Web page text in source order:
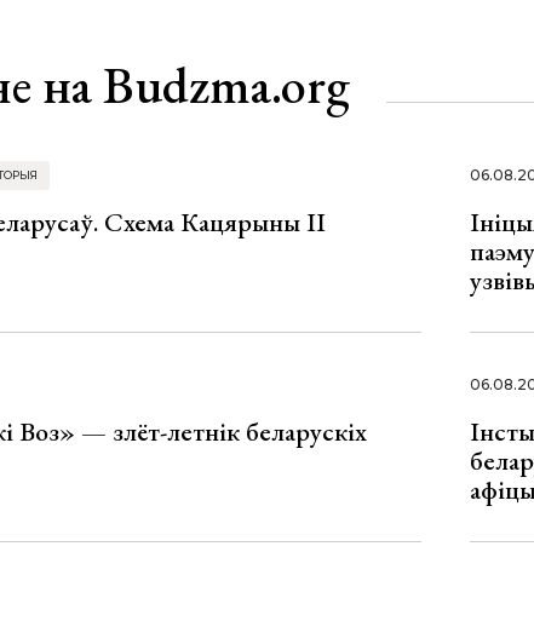
на Budzma.org
Схема Кацярыны ІІ
Воз» — злёт-летнік беларускіх